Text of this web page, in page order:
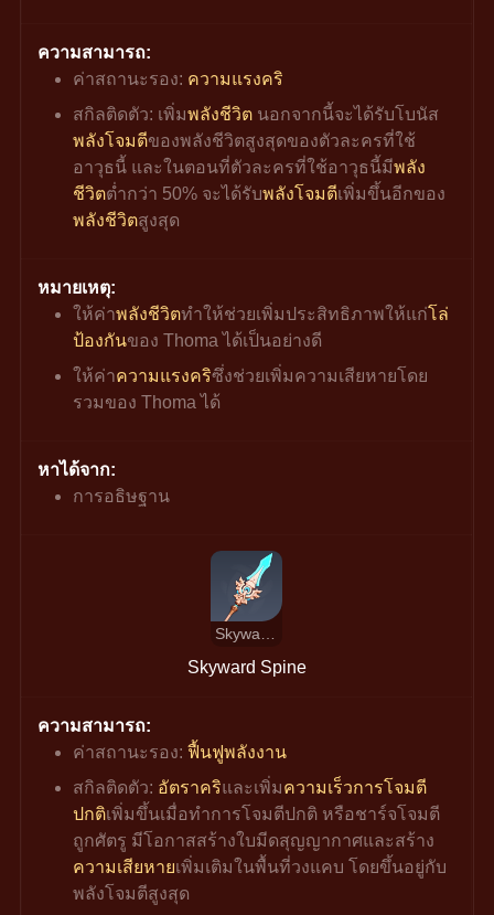
ความสามารถ:
ค่าสถานะรอง: ความแรงคริ
สกิลติดตัว: เพิ่มพลังชีวิต นอกจากนี้จะได้รับโบนัส
พลังโจมตีของพลังชีวิตสูงสุดของตัวละครที่ใช้
อาวุธนี้ และในตอนที่ตัวละครที่ใช้อาวุธนี้มีพลัง
ชีวิตต่ำกว่า 50% จะได้รับพลังโจมตีเพิ่มขึ้นอีกของ
พลังชีวิตสูงสุด
หมายเหตุ:
ให้ค่าพลังชีวิตทำให้ช่วยเพิ่มประสิทธิภาพให้แก่โล่
ป้องกันของ Thoma ได้เป็นอย่างดี
ให้ค่าความแรงคริซึ่งช่วยเพิ่มความเสียหายโดย
รวมของ Thoma ได้
หาได้จาก:
การอธิษฐาน
Skyward Spine
ความสามารถ:
ค่าสถานะรอง: ฟื้นฟูพลังงาน
สกิลติดตัว: อัตราคริและเพิ่มความเร็วการโจมตี
ปกติเพิ่มขึ้นเมื่อทำการโจมตีปกติ หรือชาร์จโจมตี
ถูกศัตรู มีโอกาสสร้างใบมีดสุญญากาศและสร้าง
ความเสียหายเพิ่มเติมในพื้นที่วงแคบ โดยขึ้นอยู่กับ
พลังโจมตีสูงสุด